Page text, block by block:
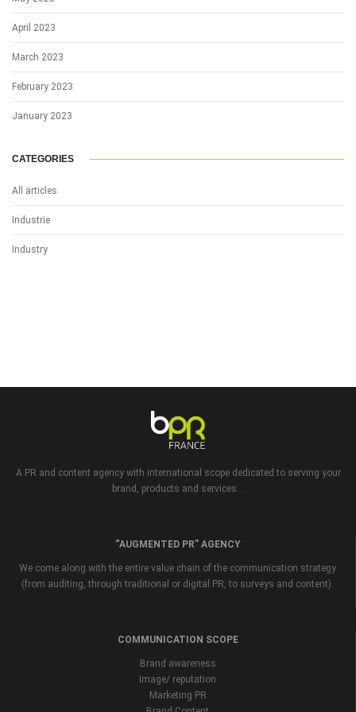
April 2023
March 2023
February 2023
January 2023
CATEGORIES
All articles
Industrie
Industry
A PR and content agency with international scope dedicated to serving your
brand, products and services...
“AUGMENTED PR” AGENCY
We come along with the entire value chain of the communication strategy
(from auditing, through traditional or digital PR, to surveys and content).
COMMUNICATION SCOPE
Brand awareness
Image/ reputation
Marketing PR